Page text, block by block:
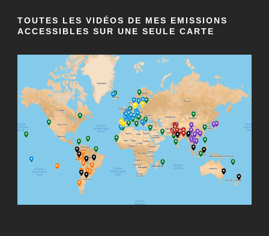
TOUTES LES VIDÉOS DE MES EMISSIONS
ACCESSIBLES SUR UNE SEULE CARTE